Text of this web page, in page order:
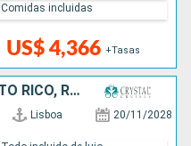
US$ 4,366 +Tasas
Comidas incluidas
PORTUGAL, FRANCIA, PUERTO RICO, REPÚBLICA DOMINICANA, ESTADOS UNIDOS
Lisboa 20/11/2028